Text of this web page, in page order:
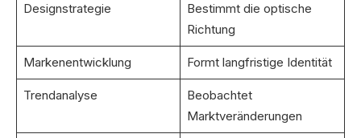
Designstrategie
Bestimmt die optische
Richtung
Markenentwicklung Formt langfristige Identität
Trendanalyse
Beobachtet
Marktveränderungen